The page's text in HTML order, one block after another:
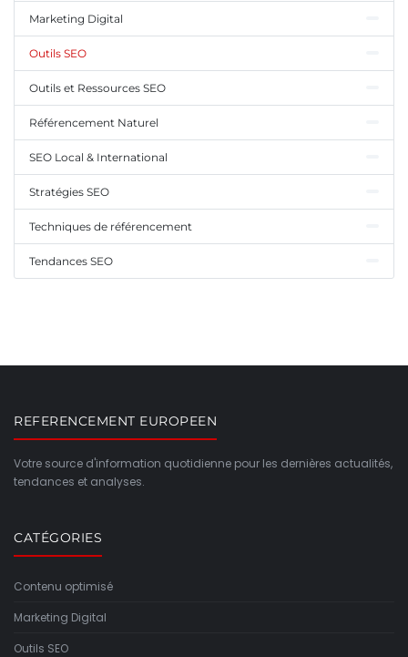
Marketing Digital
Outils SEO
Outils et Ressources SEO
Référencement Naturel
SEO Local & International
Stratégies SEO
Techniques de référencement
Tendances SEO
REFERENCEMENT EUROPEEN
Votre source d'information quotidienne pour les dernières actualités,
tendances et analyses.
CATÉGORIES
Contenu optimisé
Marketing Digital
Outils SEO